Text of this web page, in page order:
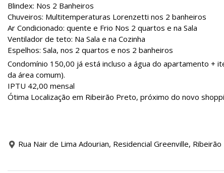
Blindex: Nos 2 Banheiros
Chuveiros: Multitemperaturas Lorenzetti nos 2 banheiros
Ar Condicionado: quente e Frio Nos 2 quartos e na Sala
Ventilador de teto: Na Sala e na Cozinha
Espelhos: Sala, nos 2 quartos e nos 2 banheiros
Condomínio 150,00 já está incluso a água do apartamento +
da área comum).
IPTU 42,00 mensal
Ótima Localização em Ribeirão Preto, próximo do novo
Rua Nair de Lima Adourian, Residencial Greenville,